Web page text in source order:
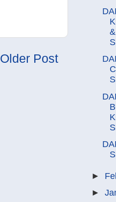
Older Post
►
►